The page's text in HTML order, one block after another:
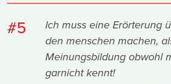
#5
Ich muss eine Erörterung
den menschen machen,
Meinungsbildung obwohl
garnicht kennt!